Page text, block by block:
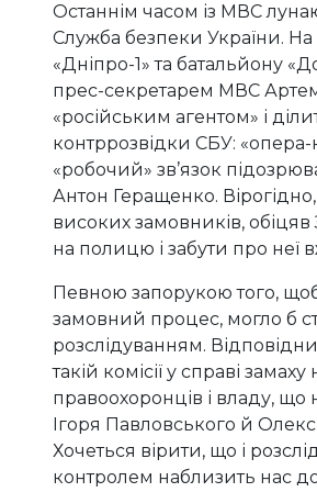
Останнім часом із МВС
Служба безпеки України. На
«Дніпро-1» та батальйону
прес-секретарем МВС
«російським агентом» і
контррозвідки СБУ:
«робочий» зв’язок
Антон Геращенко.
високих замовників,
на полицю і забути про неї
Певною запорукою того,
замовний процес, могло б
розслідуванням.
такій комісії у справі
правоохоронців і владу, що
Ігоря Павловського й
Хочеться вірити, що і
контролем наблизить нас